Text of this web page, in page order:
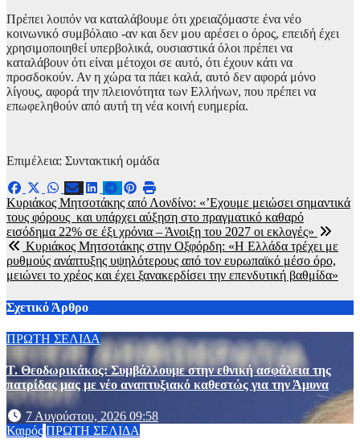
Πρέπει λοιπόν να καταλάβουμε ότι χρειαζόμαστε ένα νέο
κοινωνικό συμβόλαιο -αν και δεν μου αρέσει ο όρος, επειδή έχει
χρησιμοποιηθεί υπερβολικά, ουσιαστικά όλοι πρέπει να
καταλάβουν ότι είναι μέτοχοι σε αυτό, ότι έχουν κάτι να
προσδοκούν. Αν η χώρα τα πάει καλά, αυτό δεν αφορά μόνο
λίγους, αφορά την πλειονότητα των Ελλήνων, που πρέπει να
επωφεληθούν από αυτή τη νέα κοινή ευημερία.
Επιμέλεια: Συντακτική ομάδα
Πλοήγηση
άρθρων
Κυριάκος Μητσοτάκης από Λονδίνο: «’Εχουμε μειώσει σημαντικά
τους φόρους και υπάρχει αύξηση στο πραγματικό καθαρό
εισόδημα 22% σε έξι χρόνια – Άνοιξη του 2027 οι εκλογές»
Κυριάκος Μητσοτάκης στην Οξφόρδη: «Η Ελλάδα τρέχει με
ρυθμούς ανάπτυξης υψηλότερους από τον ευρωπαϊκό μέσο όρο,
μειώνει το χρέος και έχει ξανακερδίσει την επενδυτική βαθμίδα»
Σχετικό Άρθρο
ΠΡΩΤΗ ΣΕΛΙΔΑ
Τ. Θεοδωρικάκος: Συμβάλλουμε στην εθνική ασφάλεια της
πατρίδας μας με νέο αναπτυξιακό καθεστώς για την Άμυνα
7 Αυγούστου, 2026 09:58
Καιρός ΠΡΩΤΗ ΣΕΛΙΔΑ